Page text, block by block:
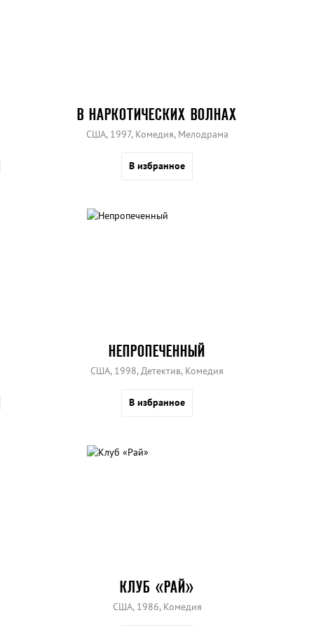
В НАРКОТИЧЕСКИХ ВОЛНАХ
США, 1997, Комедия, Мелодрама
В избранное
НЕПРОПЕЧЕННЫЙ
США, 1998, Детектив, Комедия
В избранное
КЛУБ «РАЙ»
США, 1986, Комедия